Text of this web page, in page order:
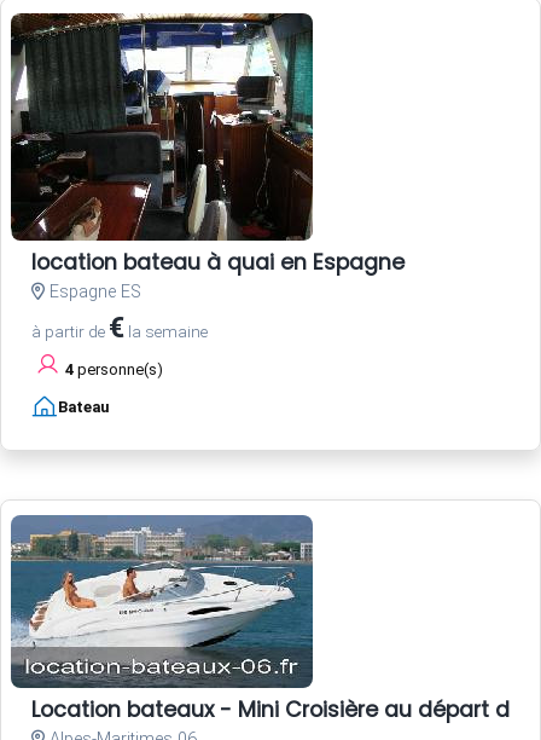
location bateau à quai en Espagne
Espagne ES
à partir de € la semaine
4 personne(s)
Bateau
Location bateaux - Mini Croisière au départ de